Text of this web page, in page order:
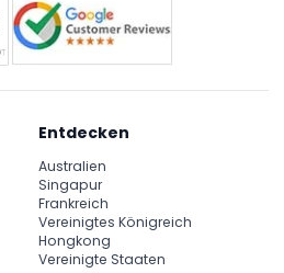
Entdecken
Australien
Singapur
Frankreich
Vereinigtes Königreich
Hongkong
Vereinigte Staaten